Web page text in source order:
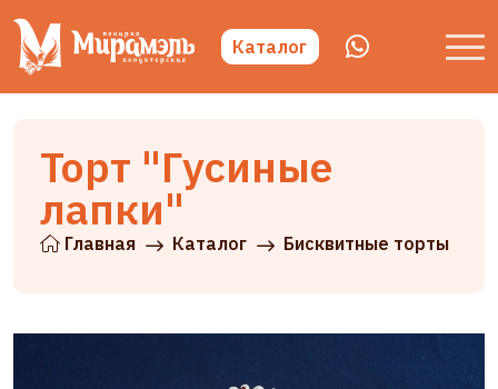
Каталог
Торт "Гусиные
лапки"
Главная Каталог Бисквитные торты